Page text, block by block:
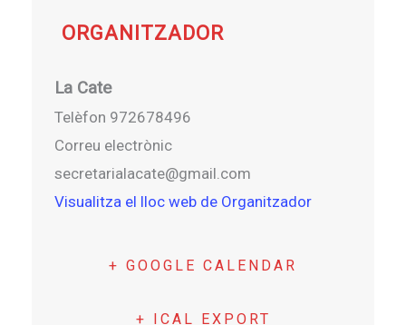
ORGANITZADOR
La Cate
Telèfon 972678496
Correu electrònic
secretarialacate@gmail.com
Visualitza el lloc web de Organitzador
+ GOOGLE CALENDAR
+ ICAL EXPORT